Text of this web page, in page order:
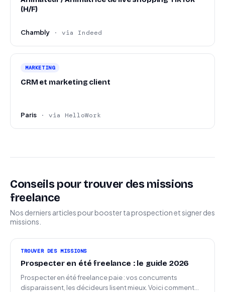
(H/F)
Chambly · via Indeed
MARKETING
CRM et marketing client
Paris · via HelloWork
Conseils pour trouver des missions
freelance
Nos derniers articles pour booster ta prospection et signer des
missions.
TROUVER DES MISSIONS
Prospecter en été freelance : le guide 2026
Prospecter en été freelance paie : vos concurrents
disparaissent, les décideurs lisent mieux. Voici comment